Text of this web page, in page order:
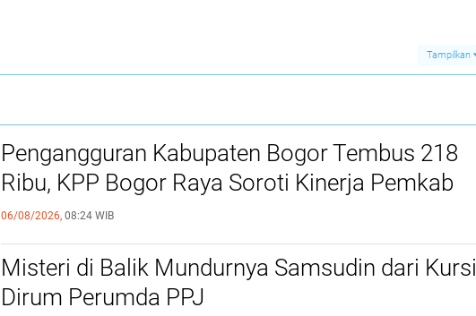
Tampilkan
Pengangguran Kabupaten Bogor Tembus 218
Ribu, KPP Bogor Raya Soroti Kinerja Pemkab
06/08/2026, 08:24 WIB
Misteri di Balik Mundurnya Samsudin dari Kursi
Dirum Perumda PPJ